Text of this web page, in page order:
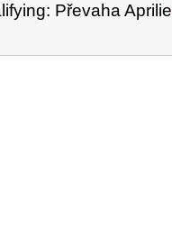
Převaha Aprilie